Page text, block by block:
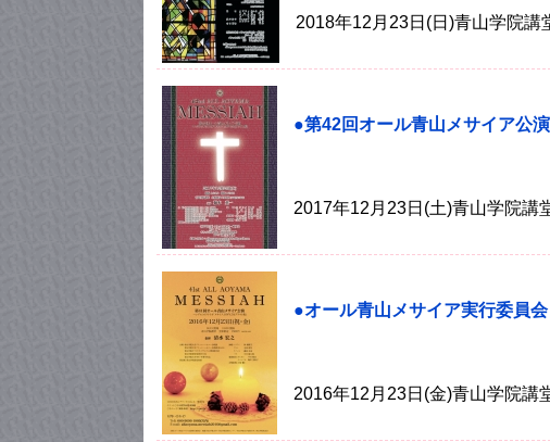
2018年12月23日(日)青山学院
●第42回オール青山メサイア公演
2017年12月23日(土)青山学院
●オール青山メサイア実行委員
2016年12月23日(金)青山学院